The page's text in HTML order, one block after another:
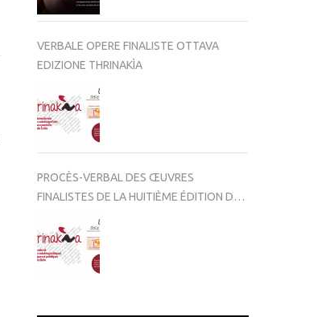
VERBALE OPERE FINALISTE OTTAVA
EDIZIONE THRINAKÌA
PROCÈS-VERBAL DES ŒUVRES
FINALISTES DE LA HUITIÈME ÉDITION DE